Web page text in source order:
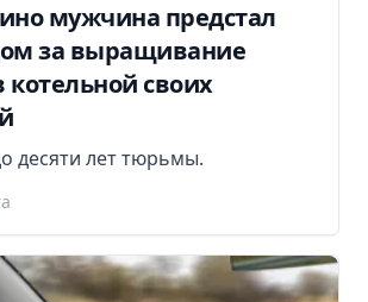
мужчина предстал
за выращивание
котельной своих
десяти лет тюрьмы.